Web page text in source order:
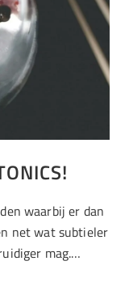
waarbij er dan
net wat subtieler
mag.…